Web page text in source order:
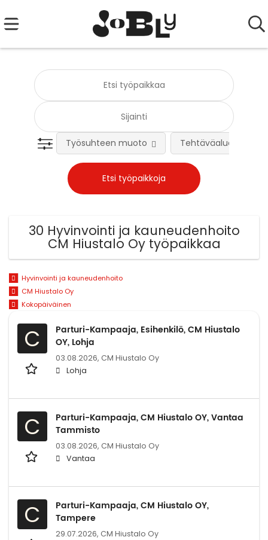
Työsuhteen muoto Tehtäväalue
30 Hyvinvointi ja kauneudenhoito
CM Hiustalo Oy työpaikkaa
Hyvinvointi ja kauneudenhoito
CM Hiustalo Oy
Kokopäiväinen
C
Parturi-Kampaaja, Esihenkilö, CM Hiustalo
OY, Lohja
03.08.2026, CM Hiustalo Oy
Lohja
C
Parturi-Kampaaja, CM Hiustalo OY, Vantaa
Tammisto
03.08.2026, CM Hiustalo Oy
Vantaa
C
Parturi-Kampaaja, CM Hiustalo OY,
Tampere
29.07.2026, CM Hiustalo Oy